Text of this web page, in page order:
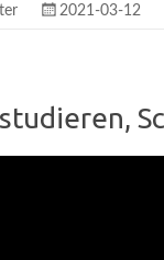
2021-03-12